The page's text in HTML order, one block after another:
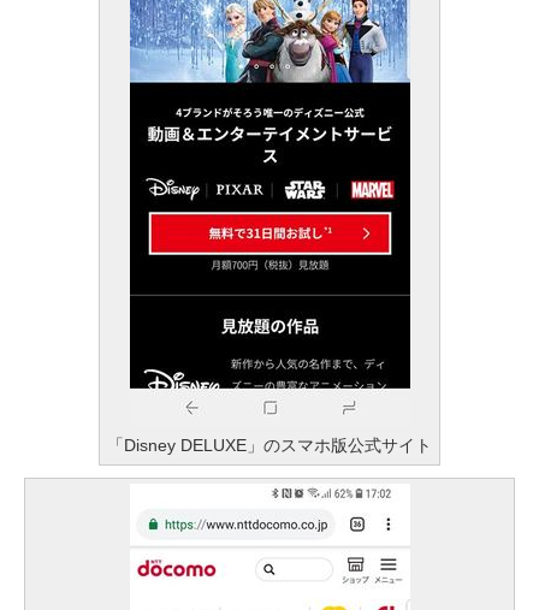
「Disney DELUXE」のスマホ版公式サイト